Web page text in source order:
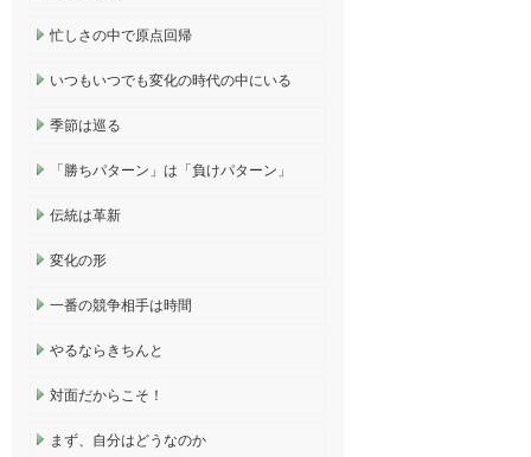
忙しさの中で原点回帰
いつもいつでも変化の時代の中にいる
季節は巡る
「勝ちパターン」は「負けパターン」
伝統は革新
変化の形
一番の競争相手は時間
やるならきちんと
対面だからこそ！
まず、自分はどうなのか